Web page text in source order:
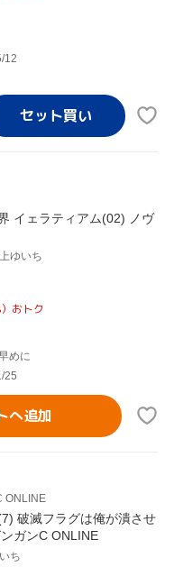
12
イェラティアム(02) ノヴ
ゆいち
おトク
めに
25
へ追加
ONLINE
破滅フラグは俺が潰させ
ガンC ONLINE
ち